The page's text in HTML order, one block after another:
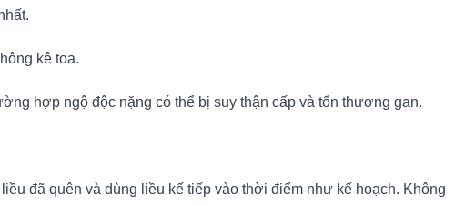
kê toa.
hợp ngộ độc nặng có thể bị suy thận cấp và tổn thương gan.
đã quên và dùng liều kế tiếp vào thời điểm như kế hoạch. Không